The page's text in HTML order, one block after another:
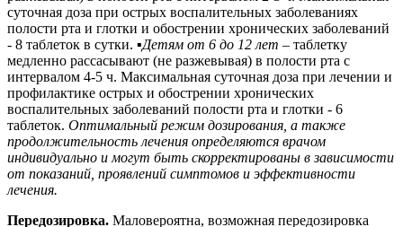
суточная доза при острых воспалительных заболеваниях
полости рта и глотки и обострении хронических заболеваний
- 8 таблеток в сутки. ▪Детям от 6 до 12 лет – таблетку
медленно рассасывают (не разжевывая) в полости рта с
интервалом 4-5 ч. Максимальная суточная доза при лечении и
профилактике острых и обострении хронических
воспалительных заболеваний полости рта и глотки - 6
таблеток. Оптимальный режим дозирования, а также
продолжительность лечения определяются врачом
индивидуально и могут быть скорректированы в зависимости
от показаний, проявлений симптомов и эффективности
лечения.
Передозировка. Маловероятна, возможная передозировка